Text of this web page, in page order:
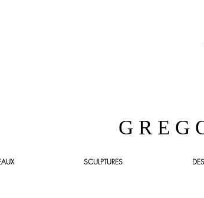
G R E G
SCULPTURES